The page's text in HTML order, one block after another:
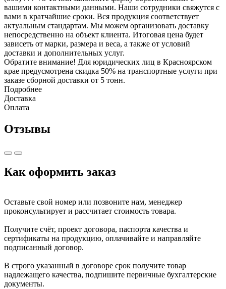
вашими контактными данными. Наши сотрудники свяжутся с
вами в кратчайшие сроки. Вся продукция соответствует
актуальным стандартам. Мы можем организовать доставку
непосредственно на объект клиента. Итоговая цена будет
зависеть от марки, размера и веса, а также от условий
доставки и дополнительных услуг.
Обратите внимание! Для юридических лиц в Красноярском
крае предусмотрена скидка 50% на транспортные услуги при
заказе сборной доставки от 5 тонн.
Подробнее
Доставка
Оплата
Отзывы
Как оформить заказ
Оставьте свой номер или позвоните нам, менеджер
проконсультирует и рассчитает стоимость товара.
Получите счёт, проект договора, паспорта качества и
сертификаты на продукцию, оплачивайте и направляйте
подписанный договор.
В строго указанный в договоре срок получите товар
надлежащего качества, подпишите первичные бухгалтерские
документы.